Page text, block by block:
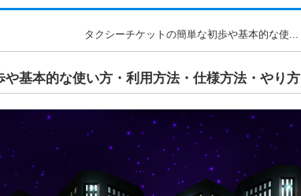
タクシーチケットの簡単な初歩や基本的な使
基本的な使い方・利用方法・仕様方法・やり方